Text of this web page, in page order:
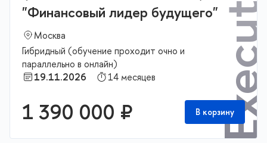
"Финансовый лидер будущего"
Москва
Гибридный (обучение проходит очно и
параллельно в онлайн)
19.11.2026
14 месяцев
1 390 000 ₽ В корзину